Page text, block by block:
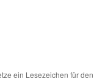
ein Lesezeichen für den